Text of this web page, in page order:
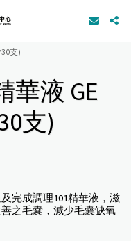
支)
華液 GE
支)
完成調理101精華液，滋
之毛嚢，減少毛囊缺氧